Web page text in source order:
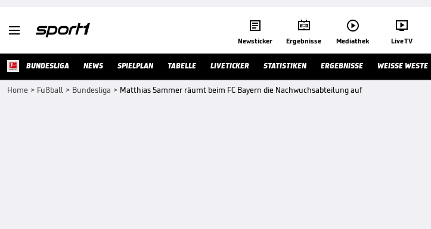
 
Newsticker

Ergebnisse

Mediathek

Live TV
BUNDESLIGA NEWS SPIELPLAN TABELLE LIVETICKER STATISTIKEN ERGEBNISSE WEISSE WESTE
Home > Fußball > Bundesliga > Matthias Sammer räumt beim FC Bayern die Nachwuchsabteilung auf